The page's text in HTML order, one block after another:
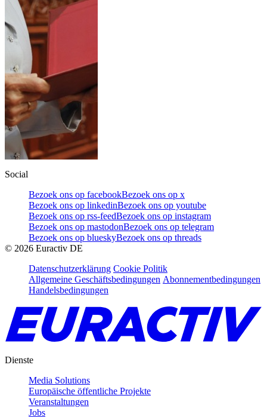
Social
Bezoek ons op facebookBezoek ons op x
Bezoek ons op linkedinBezoek ons op youtube
Bezoek ons op rss-feedBezoek ons op instagram
Bezoek ons op mastodonBezoek ons op telegram
Bezoek ons op blueskyBezoek ons op threads
© 2026 Euractiv DE
Datenschutzerklärung Cookie Politik
Allgemeine Geschäftsbedingungen Abonnementbedingungen
Handelsbedingungen
Dienste
Media Solutions
Europäische öffentliche Projekte
Veranstaltungen
Jobs